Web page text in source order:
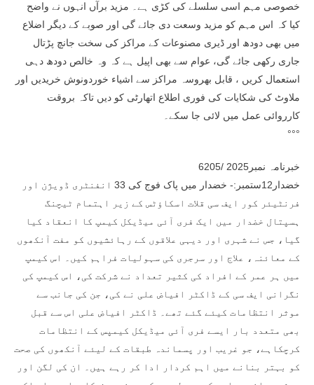
خصوصی مہم اسی سلسلے کی کڑی ہے۔ مزید برآں انہوں نے واضح
کیا کہ اس مہم کو مزید وسعت دی جائے گی اور صوبے کے دیگر اضلاع
میں بھی دودھ اور ڈیری مصنوعات کے مراکز کی سخت جانچ پڑتال
جاری رکھی جائے گی، عوام سے بھی اپیل ہے کہ وہ خالص دودھ دہی
استعمال کریں ، قابل بھروسہ مراکز سے اشیاء خوردونوش خریدیں اور
ملاوٹ کی شکایات کی فوری اطلاع اتھارٹی کو دیں تاکہ بروقت
کارروائی عمل میں لائی جا سکے۔
°°°
خبرنامہ نمبر2025 /6205
خضدار12ستمبر:- خضدار میں پاک فوج کی 33 انفنٹری ڈویژن اور
فرنٹیئر کور ایف سی قلات اسکاؤٹس کے زیر اہتمام ٹیچنگ
ہسپتال خضدار میں ایک فری آئی میڈیکل کیمپ کا انعقاد کیا
گیا، جس نے شہری اور دیہی علاقوں کے رہائشیوں کو مفت آنکھوں
کے معائنہ، علاج اور سرجری کی سہولیات فراہم کیں۔ اس کیمپ
میں ہر عمر کے افراد کی کثیر تعداد نے شرکت کی، اس کیمپ کی
نگرانی ایف سی کے ڈاکٹر افیاض علی نے کی، جن کی جانب سے
موثر انتظامات کیئے گئے تھے۔ ڈاکٹر افیاض علی اس سے قبل
بھی متعدد بار ایسے فری آئی میڈیکل کیمپس کے انتظامات
کرچکاہے، جو غریب اور پسماندہ طبقات کے لیئے آنکھوں کی صحت
کو بہتر بنانے میں اہم کردار ادا کر رہے ہیں۔ ان کی لگن اور